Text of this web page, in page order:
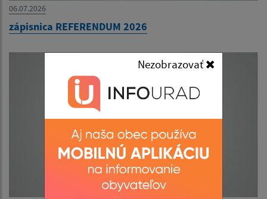
Nezobrazovať
06.07.2026
zápisnica REFERENDUM 2026